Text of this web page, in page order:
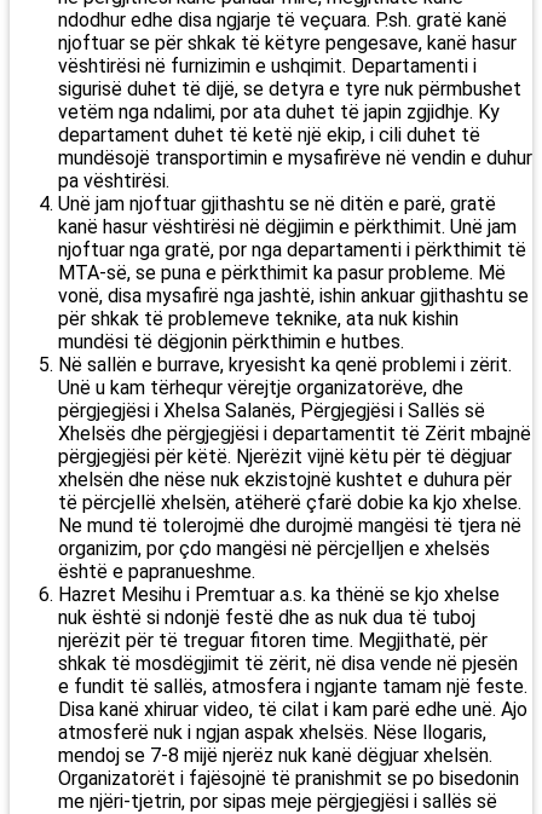
ndodhur edhe disa ngjarje të veçuara. P.sh. gratë kanë
njoftuar se për shkak të këtyre pengesave, kanë hasur
vështirësi në furnizimin e ushqimit. Departamenti i
sigurisë duhet të dijë, se detyra e tyre nuk përmbushet
vetëm nga ndalimi, por ata duhet të japin zgjidhje. Ky
departament duhet të ketë një ekip, i cili duhet të
mundësojë transportimin e mysafirëve në vendin e duhur
pa vështirësi.
Unë jam njoftuar gjithashtu se në ditën e parë, gratë
kanë hasur vështirësi në dëgjimin e përkthimit. Unë jam
njoftuar nga gratë, por nga departamenti i përkthimit të
MTA-së, se puna e përkthimit ka pasur probleme. Më
vonë, disa mysafirë nga jashtë, ishin ankuar gjithashtu se
për shkak të problemeve teknike, ata nuk kishin
mundësi të dëgjonin përkthimin e hutbes.
Në sallën e burrave, kryesisht ka qenë problemi i zërit.
Unë u kam tërhequr vërejtje organizatorëve, dhe
përgjegjësi i Xhelsa Salanës, Përgjegjësi i Sallës së
Xhelsës dhe përgjegjësi i departamentit të Zërit mbajnë
përgjegjësi për këtë. Njerëzit vijnë këtu për të dëgjuar
xhelsën dhe nëse nuk ekzistojnë kushtet e duhura për
të përcjellë xhelsën, atëherë çfarë dobie ka kjo xhelse.
Ne mund të tolerojmë dhe durojmë mangësi të tjera në
organizim, por çdo mangësi në përcjelljen e xhelsës
është e papranueshme.
Hazret Mesihu i Premtuar a.s. ka thënë se kjo xhelse
nuk është si ndonjë festë dhe as nuk dua të tuboj
njerëzit për të treguar fitoren time. Megjithatë, për
shkak të mosdëgjimit të zërit, në disa vende në pjesën
e fundit të sallës, atmosfera i ngjante tamam një feste.
Disa kanë xhiruar video, të cilat i kam parë edhe unë. Ajo
atmosferë nuk i ngjan aspak xhelsës. Nëse llogaris,
mendoj se 7-8 mijë njerëz nuk kanë dëgjuar xhelsën.
Organizatorët i fajësojnë të pranishmit se po bisedonin
me njëri-tjetrin, por sipas meje përgjegjësi i sallës së